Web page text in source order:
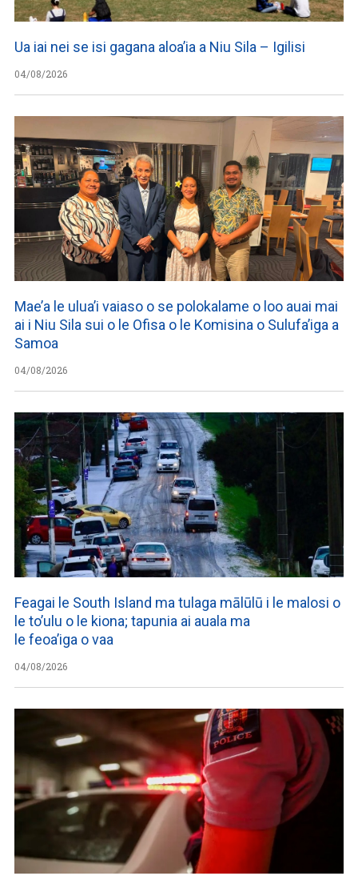
Ua iai nei se isi gagana aloa’ia a Niu Sila – Igilisi
04/08/2026
Mae’a le ulua’i vaiaso o se polokalame o loo auai mai
ai i Niu Sila sui o le Ofisa o le Komisina o Sulufa’iga a
Samoa
04/08/2026
Feagai le South Island ma tulaga mālūlū i le malosi o
le to’ulu o le kiona; tapunia ai auala ma
le feoa’iga o vaa
04/08/2026